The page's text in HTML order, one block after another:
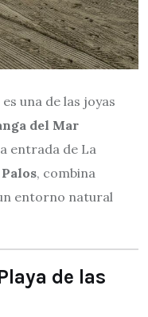
es una de las joyas
del Mar
entrada de La
Palos, combina
entorno natural
de las